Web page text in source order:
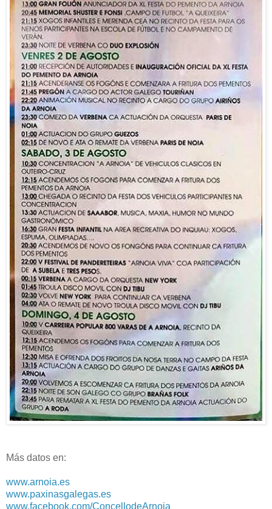
Más datos en:
www.arnoia.es
www.paxinasgalegas.es
www.facebook.com/ConcellodeArnoia